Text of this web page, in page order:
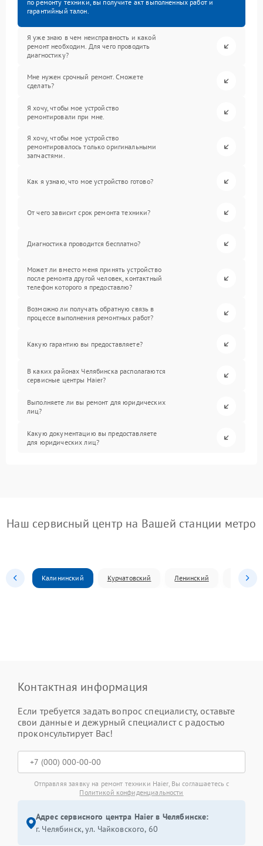
по ремонту техники, вы получите акт выполненных работ и
гарантийный талон.
Я уже знаю в чем неисправность и какой
ремонт необходим. Для чего проводить
диагностику?
Мне нужен срочный ремонт. Сможете
сделать?
Я хочу, чтобы мое устройство
ремонтировали при мне.
Я хочу, чтобы мое устройство
ремонтировалось только оригинальными
запчастями.
Как я узнаю, что мое устройство готово?
От чего зависит срок ремонта техники?
Диагностика проводится бесплатно?
Может ли вместо меня принять устройство
после ремонта другой человек, контактный
телефон которого я предоставлю?
Возможно ли получать обратную связь в
процессе выполнения ремонтных работ?
Какую гарантию вы предоставляете?
В каких районах Челябинска располагаются
сервисные центры Haier?
Выполняете ли вы ремонт для юридических
лиц?
Какую документацию вы предоставляете
для юридических лиц?
Наш сервисный центр на Вашей станции метро
Калининский Курчатовский Ленинский
Контактная информация
Если требуется задать вопрос специалисту, оставьте
свои данные и дежурный специалист с радостью
проконсультирует Вас!
Отправляя заявку на ремонт техники Haier, Вы соглашаетесь с
Политикой конфиденциальности
Адрес сервисного центра Haier в Челябинске:
г. Челябинск, ул. Чайковского, 60